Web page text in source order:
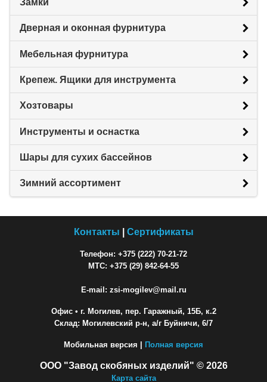
Дверная и оконная фурнитура
Мебельная фурнитура
Крепеж. Ящики для инструмента
Хозтовары
Инструменты и оснастка
Шары для сухих бассейнов
Зимний ассортимент
Контакты Сертификаты
Телефон: +375 (222) 70-21-72
МТС: +375 (29) 842-64-55
E-mail: zsi-mogilev@mail.ru
Офис• г. Могилев, пер. Гаражный, 15Б, к.2
Склад: Могилевский р-н, а/г Буйничи, 6/7
Мобильная версия | Полная версия
ООО "Завод скобяных изделий" © 2026
Карта сайта